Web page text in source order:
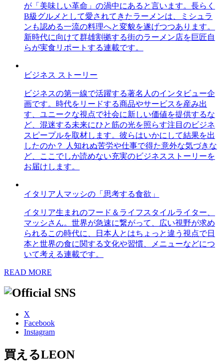
が「美味しい革命」の渦中にあると言います。長らく
B級グルメとして愛されてきたラーメンは、ミシュラ
ンも認める一流の料理へと変貌を遂げつつあります。
新時代に向けて群雄割拠する街のラーメン店を巨匠自
らが実食リポートする連載です。
ビジネス ストーリー
ビジネスの第一線で活躍する著名人のインタビュー企
画です。時代をリードする商品やサービスを産み出
す、ユニークな視点で社会に新しい価値を提供するな
ど、混迷する未来にひと筋の光を照らす注目のビジネ
スピープルを取材します。彼らはいかにして結果を出
したのか？ 人知れぬ苦労や仕事で得た意外な気づきな
ど、ここでしか読めない充実のビジネスストーリーを
お届けします。
イタリア人マッシの「思考する食欲」
イタリア生まれのフード＆ライフスタイルライター、
マッシさん。世界が急速に繋がって、広い視野が求め
られるこの時代に、日本人とはちょっと違う視点で日
本と世界の食に関する文化や習慣、メニューなどにつ
いて考える連載です。
READ MORE
X
Facebook
Instagram
買えるLEON